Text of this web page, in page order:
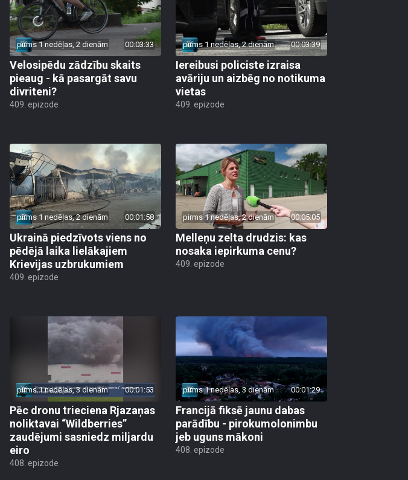
pirms 1 nedēļas, 2 dienām 00:03:33
Velosipēdu zādzību skaits
pieaug - kā pasargāt savu
divriteni?
409. epizode
pirms 1 nedēļas, 2 dienām 00:03:39
Iereibusi policiste izraisa
avāriju un aizbēg no notikuma
vietas
409. epizode
pirms 1 nedēļas, 2 dienām 00:01:58
Ukrainā piedzīvots viens no
pēdējā laika lielākajiem
Krievijas uzbrukumiem
409. epizode
pirms 1 nedēļas, 2 dienām 00:05:05
Melleņu zelta drudzis: kas
nosaka iepirkuma cenu?
409. epizode
pirms 1 nedēļas, 3 dienām 00:01:53
Pēc dronu trieciena Rjazaņas
noliktavai “Wildberries”
zaudējumi sasniedz miljardu
eiro
408. epizode
pirms 1 nedēļas, 3 dienām 00:01:29
Francijā fiksē jaunu dabas
parādību - pirokumolonimbu
jeb uguns mākoni
408. epizode